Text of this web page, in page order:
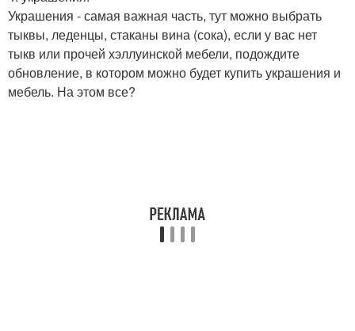
Украшения - самая важная часть, тут можно выбрать
тыквы, леденцы, стаканы вина (сока), если у вас нет
тыкв или прочей хэллуинской мебели, подождите
обновление, в котором можно будет купить украшения и
мебель. На этом все?